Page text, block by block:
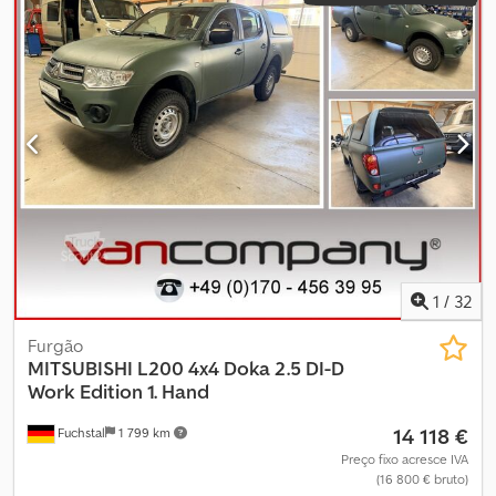
tipo de engrenagem:semi-automático, classe de emissão:Euro 6,
suspensão:aço, número de lugares:3, comprimento total:5 300
mm, Equipamento:
ABS, ar condicionado, baixo nível de ruído,
bloqueio do diferencial, controlo de tração, fecho
centralizado, programa eletrónico de estabilidade (ESP),
Superestrutura Brock, tipo SL 140/2, com fixação em ambos os
lados. Orçamento não vinculativo – alterações e vendas
intermediárias reservadas – a venda é efetuada com exclusão de
qualquer garantia – todas as informações sujeitas a alterações!
1 / 32
Fuchstal 1 799 km
Furgão
MITSUBISHI L200 4x4 Doka 2.5 DI-D
Work Edition 1. Hand
14 118 €
Preço fixo acresce IVA
(16 800 € bruto)